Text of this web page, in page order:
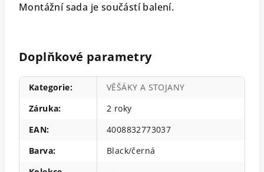
Montážní sada je součástí balení.
Doplňkové parametry
Kategorie:
VĚŠÁKY A STOJANY
Záruka:
2 roky
EAN:
4008832773037
Barva:
Black/černá